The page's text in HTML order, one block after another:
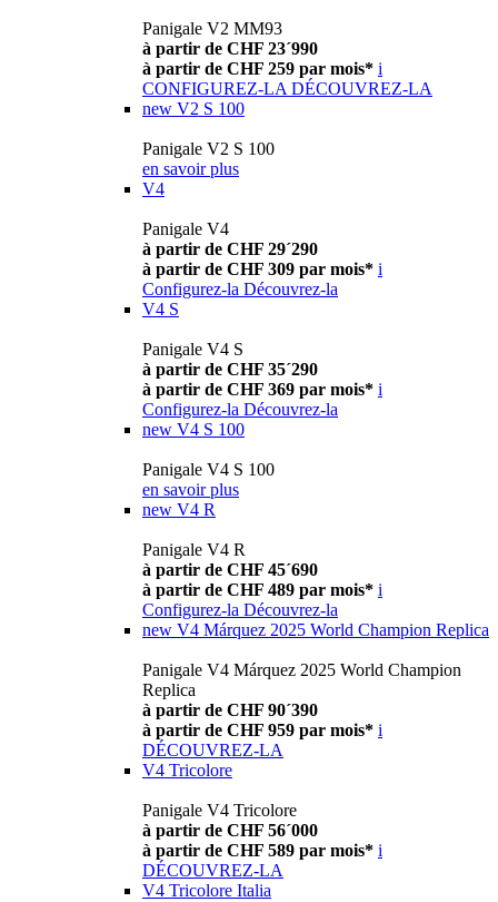
Panigale V2 MM93
à partir de CHF 23´990
à partir de CHF 259 par mois* i
CONFIGUREZ-LA DÉCOUVREZ-LA
new V2 S 100
Panigale V2 S 100
en savoir plus
V4
Panigale V4
à partir de CHF 29´290
à partir de CHF 309 par mois* i
Configurez-la Découvrez-la
V4 S
Panigale V4 S
à partir de CHF 35´290
à partir de CHF 369 par mois* i
Configurez-la Découvrez-la
new V4 S 100
Panigale V4 S 100
en savoir plus
new V4 R
Panigale V4 R
à partir de CHF 45´690
à partir de CHF 489 par mois* i
Configurez-la Découvrez-la
new V4 Márquez 2025 World Champion Replica
Panigale V4 Márquez 2025 World Champion
Replica
à partir de CHF 90´390
à partir de CHF 959 par mois* i
DÉCOUVREZ-LA
V4 Tricolore
Panigale V4 Tricolore
à partir de CHF 56´000
à partir de CHF 589 par mois* i
DÉCOUVREZ-LA
V4 Tricolore Italia